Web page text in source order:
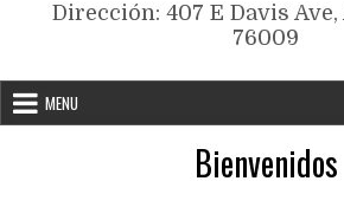
Dirección: 407 E Davis
76009
MENU
Bienvenidos